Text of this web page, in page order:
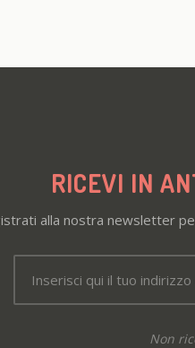
RICEVI IN
alla nostra newsletter
Non